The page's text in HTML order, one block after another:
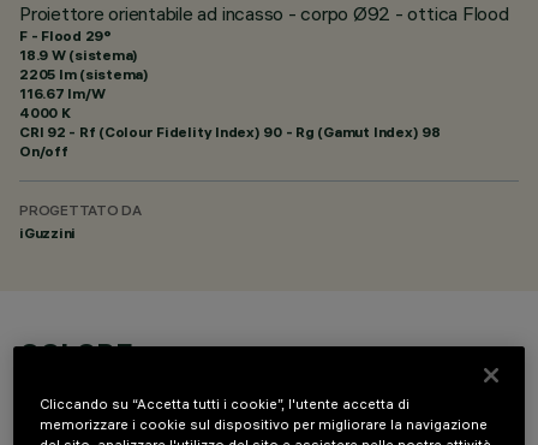
Proiettore orientabile ad incasso - corpo Ø92 - ottica Flood
F - Flood 29°
18.9 W (sistema)
2205 lm (sistema)
116.67 lm/W
4000 K
CRI 92 - Rf (Colour Fidelity Index) 90 - Rg (Gamut Index) 98
On/off
PROGETTATO DA
iGuzzini
COLORE
Cliccando su “Accetta tutti i cookie”, l'utente accetta di
memorizzare i cookie sul dispositivo per migliorare la navigazione